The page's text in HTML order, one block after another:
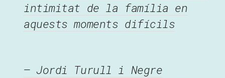
intimitat de la família en
aquests moments difícils
— Jordi Turull i Negre